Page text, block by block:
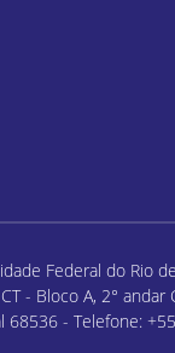
Federal do Rio de
- Bloco A, 2° andar
68536 - Telefone: